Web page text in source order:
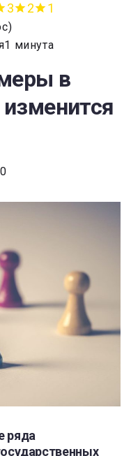
3 2 1
)
минута
в
изменится
0
ряда